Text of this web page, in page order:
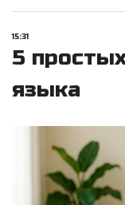
15:31
5
языка